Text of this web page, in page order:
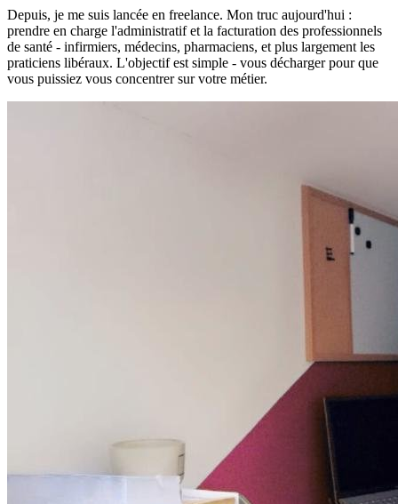
Depuis, je me suis lancée en freelance. Mon truc aujourd'hui :
prendre en charge l'administratif et la facturation des professionnels
de santé - infirmiers, médecins, pharmaciens, et plus largement les
praticiens libéraux. L'objectif est simple - vous décharger pour que
vous puissiez vous concentrer sur votre métier.